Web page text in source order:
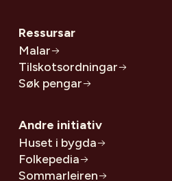
Ressursar
Malar
Tilskotsordningar
Søk pengar
Andre initiativ
Huset i bygda
Folkepedia
Sommarleiren